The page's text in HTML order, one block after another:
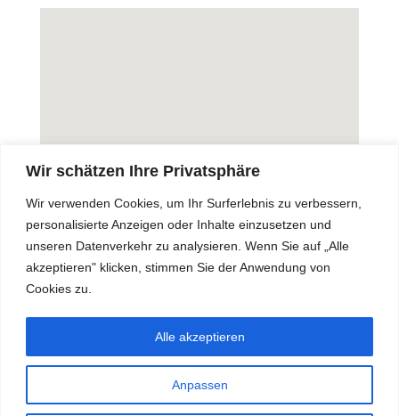
Wir schätzen Ihre Privatsphäre
Wir verwenden Cookies, um Ihr Surferlebnis zu verbessern,
personalisierte Anzeigen oder Inhalte einzusetzen und
unseren Datenverkehr zu analysieren. Wenn Sie auf „Alle
akzeptieren" klicken, stimmen Sie der Anwendung von
Cookies zu.
Anpassen
Alle akzeptieren
Downloads & Infos
Datenschutzerklärung
Impressum